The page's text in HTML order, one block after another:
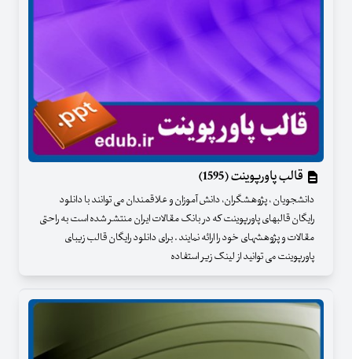
قالب پاورپوینت (1595)
دانشجویان ، پژوهشگران، دانش آموزان و علاقمندان می توانند با دانلود
رایگان قالبهای پاورپوینت که در بانک مقالات ایران منتشر شده است به راحتی
مقالات و پژوهشهای خود را ارائه نمایند . برای دانلود رایگان قالب زیبای
پاورپوینت می توانید از لینک زیر استفاده